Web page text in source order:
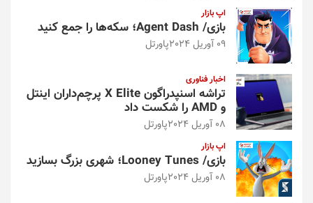
اپ بازار
بازی/ Agent Dash؛ سکه‌ها را جمع کنید
09 آوریل 2024 پاورتل
اخبار فناوری
تراشه اسنپدراگون X Elite پرچم‌داران اینتل
و AMD را شکست داد
08 آوریل 2024 پاورتل
اپ بازار
بازی/ Looney Tunes؛ شهری بزرگ بسازید
08 آوریل 2024 پاورتل